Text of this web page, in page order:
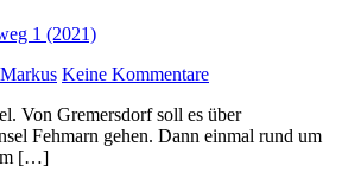
1 (2021)
Markus Keine Kommentare
Von Gremersdorf soll es über
Fehmarn gehen. Dann einmal rund um
[…]